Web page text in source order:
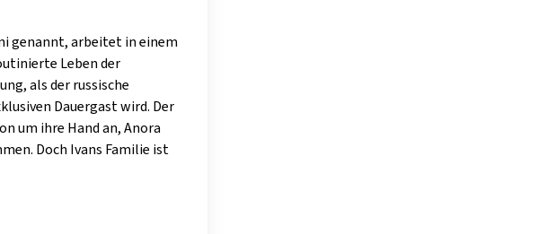
genannt, arbeitet in einem
Leben der
als der russische
Dauergast wird. Der
um ihre Hand an, Anora
Doch Ivans Familie ist